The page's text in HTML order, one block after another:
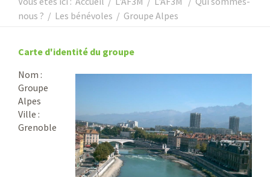
nous ? / Les bénévoles / Groupe Alpes
Carte d'identité du groupe
Nom :
Groupe
Alpes
Ville :
Grenoble